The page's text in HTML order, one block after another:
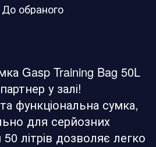
До обраного
Gasp Training Bag 50L
у залі!
функціональна сумка,
для серйозних
літрів дозволяє легко